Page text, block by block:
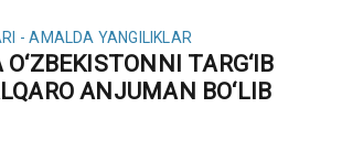
- AMALDA YANGILIKLAR
TARG‘IB
ANJUMAN BO‘LIB